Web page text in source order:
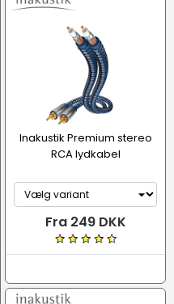
Inakustik Premium stereo
RCA lydkabel
Fra 249 DKK